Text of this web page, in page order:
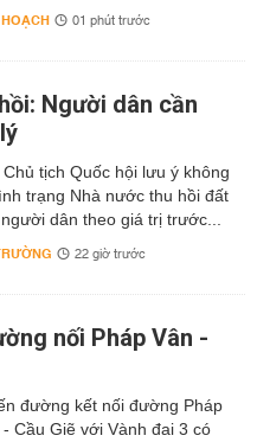
01 phút trước
Người dân cần
Chủ tịch Quốc hội lưu ý không
trạng Nhà nước thu hồi đất
dân theo giá trị trước...
22 giờ trước
nối Pháp Vân -
đường kết nối đường Pháp
- Cầu Giẽ với Vành đai 3 có